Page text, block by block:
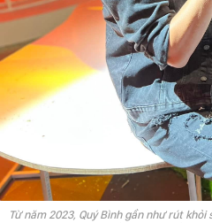
Từ năm 2023, Quý Bình gần như rút